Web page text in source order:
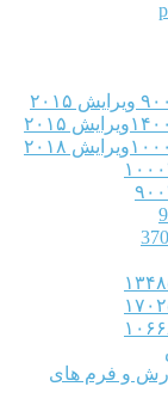
و فرم های